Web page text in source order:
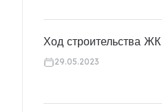
Ход строительства
29.05.2023